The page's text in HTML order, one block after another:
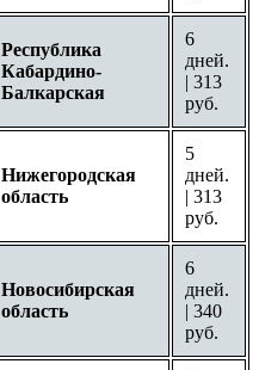
Республика
Кабардино-
Балкарская
6
дней.
| 313
руб.
Нижегородская
область
5
дней.
| 313
руб.
Новосибирская
область
6
дней.
| 340
руб.